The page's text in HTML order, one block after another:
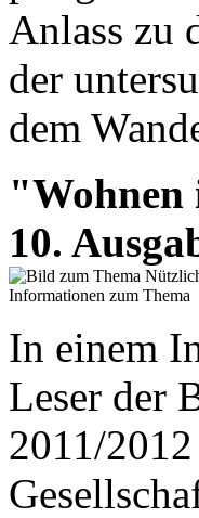
Anlass zu
der
dem
"Wohnen
10.
In einem
Leser der
2011/